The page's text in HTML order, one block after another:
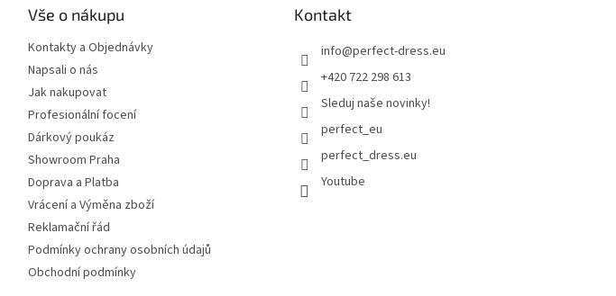
Vše o nákupu
Kontakty a Objednávky
Napsali o nás
Jak nakupovat
Profesionální focení
Dárkový poukáz
Showroom Praha
Doprava a Platba
Vrácení a Výměna zboží
Reklamační řád
Podmínky ochrany osobních údajů
Obchodní podmínky
Kontakt
info@perfect-dress.eu
+420 722 298 613
Sleduj naše novinky!
perfect_eu
perfect_dress.eu
Youtube